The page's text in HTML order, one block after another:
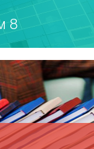
8